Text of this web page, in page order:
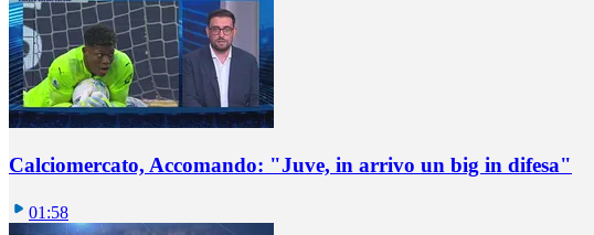
Calciomercato, Accomando: "Juve, in arrivo un big in difesa"
01:58